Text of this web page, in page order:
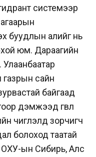
системээр
буудлын алийг нь
юм. Дараагийн
газрын сайн
байгаад
дэмжээд өгвөл
чиглэлд зорчигч
болоход таатай
ын Сибирь, Алс